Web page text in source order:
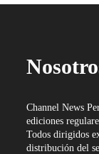
Channel News
ediciones
Todos dirigidos
distribución del